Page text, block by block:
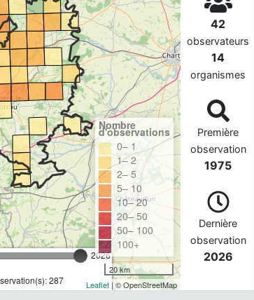
2026
287
Nombre
d'observations
0– 1
1– 2
2– 5
5– 10
10– 20
20– 50
50– 100
100+
20 km
Leaflet| © OpenStreetMap
42
observateurs
14
organismes
Première
observation
1975
Dernière
observation
2026